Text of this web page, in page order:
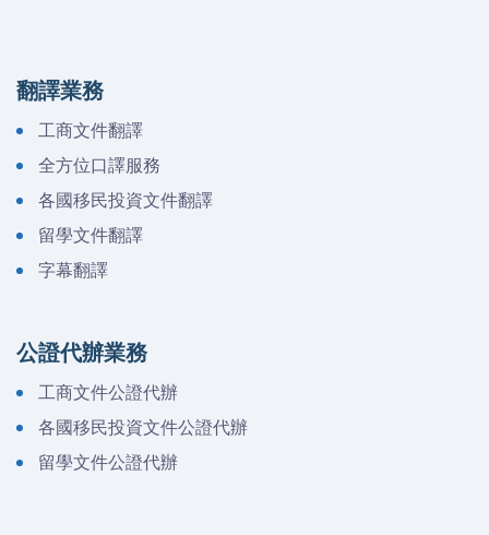
翻譯業務
工商文件翻譯
全方位口譯服務
各國移民投資文件翻譯
留學文件翻譯
字幕翻譯
公證代辦業務
工商文件公證代辦
各國移民投資文件公證代辦
留學文件公證代辦